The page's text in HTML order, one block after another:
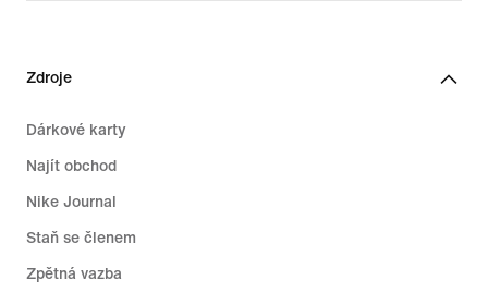
Zdroje
Dárkové karty
Najít obchod
Nike Journal
Staň se členem
Zpětná vazba